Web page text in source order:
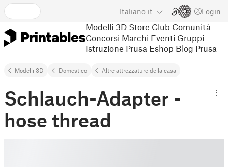
Italiano it Login
Modelli 3D Store Club Comunità
Concorsi Marchi Eventi Gruppi
Istruzione Prusa Eshop Blog Prusa
Modelli 3D Domestico Altre attrezzature della casa
Schlauch-Adapter -
hose thread